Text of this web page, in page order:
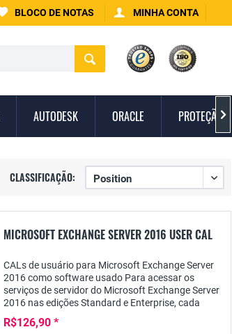
BLOCO DE NOTAS MINHA CONTA
AUTODESK ORACLE PROTEÇÃO
CLASSIFICAÇÃO:
MICROSOFT EXCHANGE SERVER 2016 USER CAL
CALs de usuário para Microsoft Exchange Server
2016 como software usado Para acessar os
serviços de servidor do Microsoft Exchange Server
2016 nas edições Standard e Enterprise, cada
usuário requer uma licença de acesso pessoal
do...
R$126,90 *